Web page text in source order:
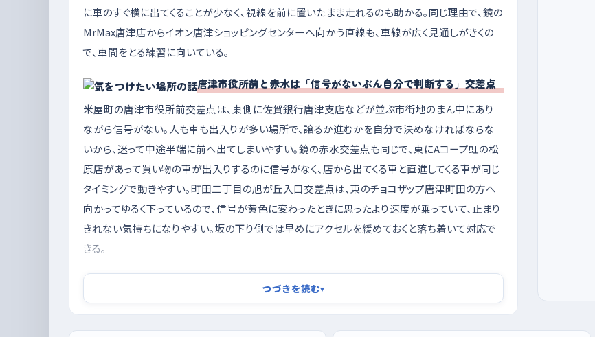
に車のすぐ横に出てくることが少なく、視線を前に置いたまま走れるのも助かる。同じ理由で、鏡の
MrMax唐津店からイオン唐津ショッピングセンターへ向かう直線も、車線が広く見通しがきくの
で、車間をとる練習に向いている。
唐津市役所前と赤水は「信号がないぶん自分で判断する」交差点
米屋町の唐津市役所前交差点は、東側に佐賀銀行唐津支店などが並ぶ市街地のまん中にあり
ながら信号がない。人も車も出入りが多い場所で、譲るか進むかを自分で決めなければならな
いから、迷って中途半端に前へ出てしまいやすい。鏡の赤水交差点も同じで、東にAコープ虹の松
原店があって買い物の車が出入りするのに信号がなく、店から出てくる車と直進してくる車が同じ
タイミングで動きやすい。町田二丁目の旭が丘入口交差点は、東のチョコザップ唐津町田の方へ
向かってゆるく下っているので、信号が黄色に変わったときに思ったより速度が乗っていて、止まり
きれない気持ちになりやすい。坂の下り側では早めにアクセルを緩めておくと落ち着いて対応で
きる。
朝八時前後は通勤と通学の車がいちばん集中する時間で、交差点の流れが速くなり、初めての道
つづきを読む▾